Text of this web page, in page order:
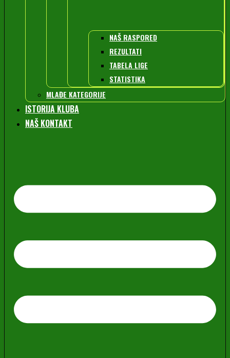
NAŠ RASPORED
REZULTATI
TABELA LIGE
STATISTIKA
MLAĐE KATEGORIJE
ISTORIJA KLUBA
NAŠ KONTAKT